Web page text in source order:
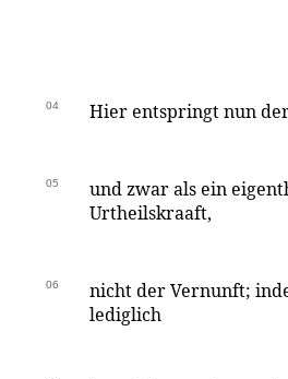
04 Hier entspringt nun
05
und zwar als ein
Urtheilskraaft,
06
nicht der Vernunft;
lediglich